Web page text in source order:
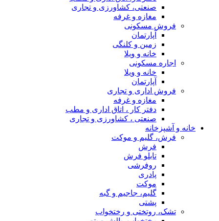
صنعتی، کشاورزی و تجاری
مغازه و غرفه
فروش مسکونی
آپارتمان
زمین و کلنگی
خانه و ویلا
اجاره مسکونی
خانه و ویلا
آپارتمان
فروش اداری و تجاری
مغازه و غرفه
دفتر کار ، اتاق اداری و مطب
صنعتی ، کشاورزی و تجاری
خانه و آشپزخانه
فرش، گلیم و موکت
فرش
تابلو فرش
روفرشی
پادری
موکت
گلیم، جاجیم و گبه
پشتی
تشک، روتختی و رختخواب